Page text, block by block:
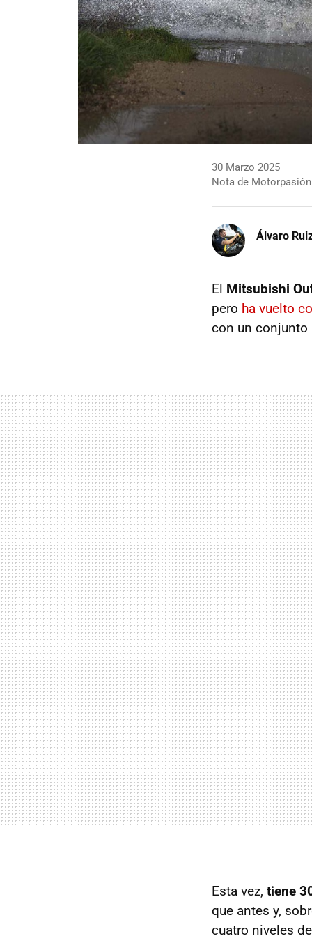
30 Marzo 2025
Nota de Motorpasión
Álvaro
El Mitsubishi
pero ha vuelto
con un conjunto
Esta vez, tiene
que antes y,
cuatro niveles